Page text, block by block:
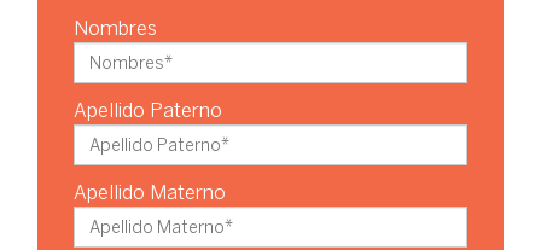
Nombres
Apellido Paterno
Apellido Materno